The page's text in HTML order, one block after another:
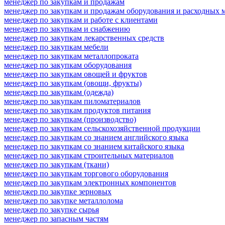
менеджер по закупкам и продажам оборудования и расходных
менеджер по закупкам и работе с клиентами
менеджер по закупкам и снабжению
менеджер по закупкам лекарственных средств
менеджер по закупкам мебели
менеджер по закупкам металлопроката
менеджер по закупкам оборудования
менеджер по закупкам овощей и фруктов
менеджер по закупкам (овощи, фрукты)
менеджер по закупкам (одежда)
менеджер по закупкам пиломатериалов
менеджер по закупкам продуктов питания
менеджер по закупкам (производство)
менеджер по закупкам сельскохозяйственной продукции
менеджер по закупкам со знанием английского языка
менеджер по закупкам со знанием китайского языка
менеджер по закупкам строительных материалов
менеджер по закупкам (ткани)
менеджер по закупкам торгового оборудования
менеджер по закупкам электронных компонентов
менеджер по закупке зерновых
менеджер по закупке металлолома
менеджер по закупке сырья
менеджер по запасным частям